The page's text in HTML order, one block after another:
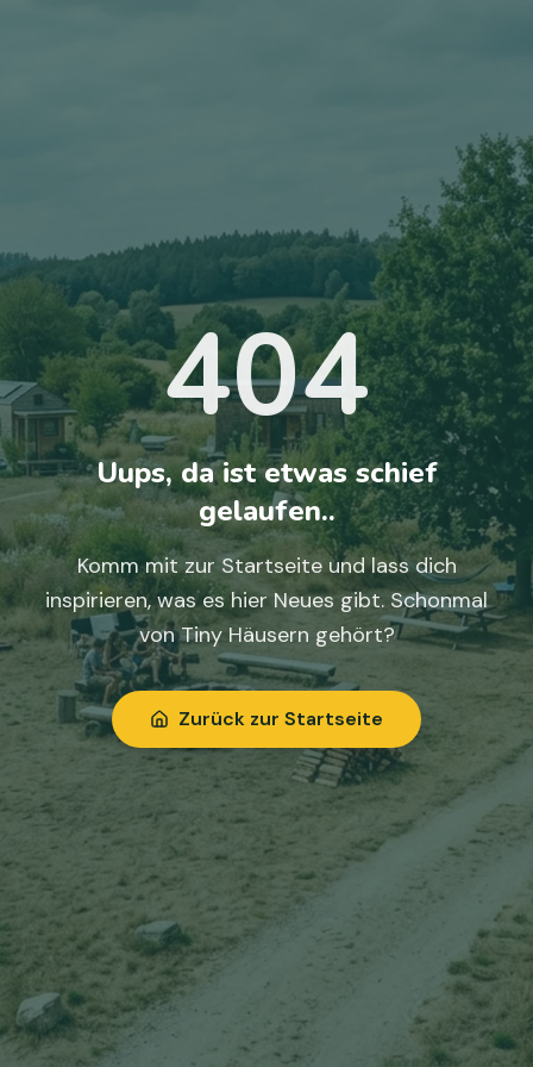
404
Uups, da ist etwas schief
gelaufen..
Komm mit zur Startseite und lass dich
inspirieren, was es hier Neues gibt. Schonmal
von Tiny Häusern gehört?
Zurück zur Startseite